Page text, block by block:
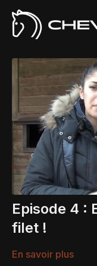
Episode 4 :
filet !
En savoir plus